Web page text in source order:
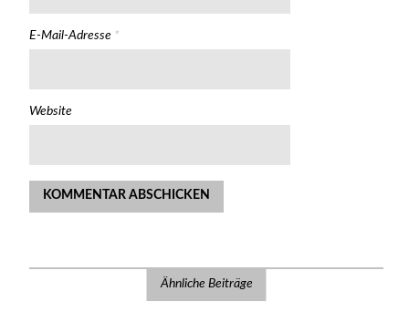
E-Mail-Adresse *
Website
Ähnliche Beiträge